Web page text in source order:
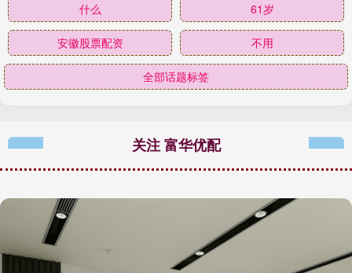
什么 61岁
安徽股票配资 不用
全部话题标签
关注 富华优配